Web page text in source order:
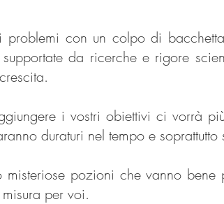
con un colpo di
da ricerche e rigore
i vostri obiettivi ci vorrà
duraturi nel tempo e soprattutto
pozioni che vanno bene
per voi.